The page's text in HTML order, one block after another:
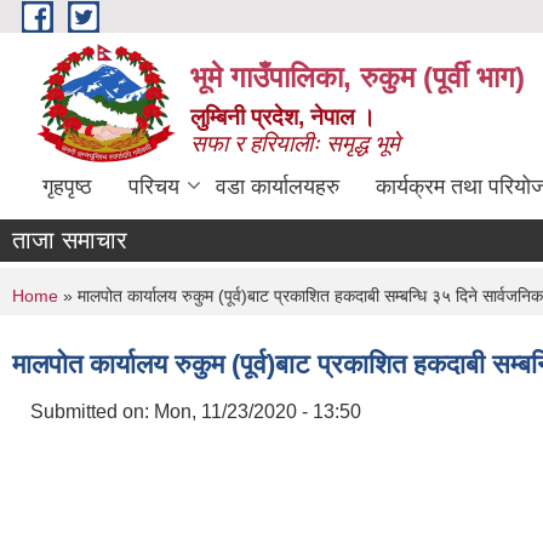
Skip to main content
भूमे गाउँपालिका, रुकुम (पूर्वी भाग)
लुम्बिनी प्रदेश, नेपाल ।
सफा र हरियालीः समृद्ध भूमे
गृहपृष्ठ परिचय वडा कार्यालयहरु कार्यक्रम तथा
ताजा समाचार
You are here
Home » मालपोत कार्यालय रुकुम (पूर्व)बाट प्रकाशित हकदाबी सम्बन्धि ३५ दिने
मालपोत कार्यालय रुकुम (पूर्व)बाट प्रकाशित हकदाबी
Submitted on: Mon, 11/23/2020 - 13:50